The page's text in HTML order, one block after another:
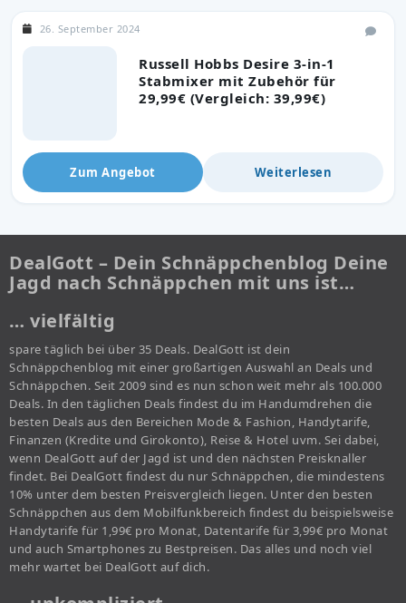
Russell Hobbs Desire 3-in-1
Stabmixer mit Zubehör für
29,99€ (Vergleich: 39,99€)
26. September 2024
Zum Angebot Weiterlesen
DealGott – Dein Schnäppchenblog Deine
Jagd nach Schnäppchen mit uns ist…
… vielfältig
spare täglich bei über 35 Deals. DealGott ist dein
Schnäppchenblog mit einer großartigen Auswahl an Deals und
Schnäppchen. Seit 2009 sind es nun schon weit mehr als 100.000
Deals. In den täglichen Deals findest du im Handumdrehen die
besten Deals aus den Bereichen Mode & Fashion, Handytarife,
Finanzen (Kredite und Girokonto), Reise & Hotel uvm. Sei dabei,
wenn DealGott auf der Jagd ist und den nächsten Preisknaller
findet. Bei DealGott findest du nur Schnäppchen, die mindestens
10% unter dem besten Preisvergleich liegen. Unter den besten
Schnäppchen aus dem Mobilfunkbereich findest du beispielsweise
Handytarife für 1,99€ pro Monat, Datentarife für 3,99€ pro Monat
und auch Smartphones zu Bestpreisen. Das alles und noch viel
mehr wartet bei DealGott auf dich.